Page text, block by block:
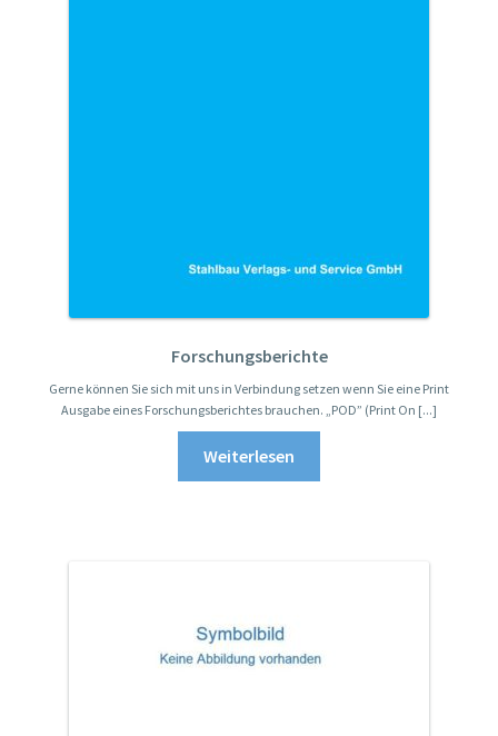
Forschungsberichte
Gerne können Sie sich mit uns in Verbindung setzen wenn Sie eine Print
Ausgabe eines Forschungsberichtes brauchen. „POD” (Print On [...]
Weiterlesen